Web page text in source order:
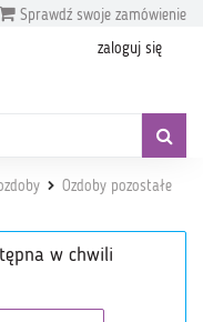
Sprawdź swoje zamówienie
zaloguj się
Ozdoby pozostałe
w chwili